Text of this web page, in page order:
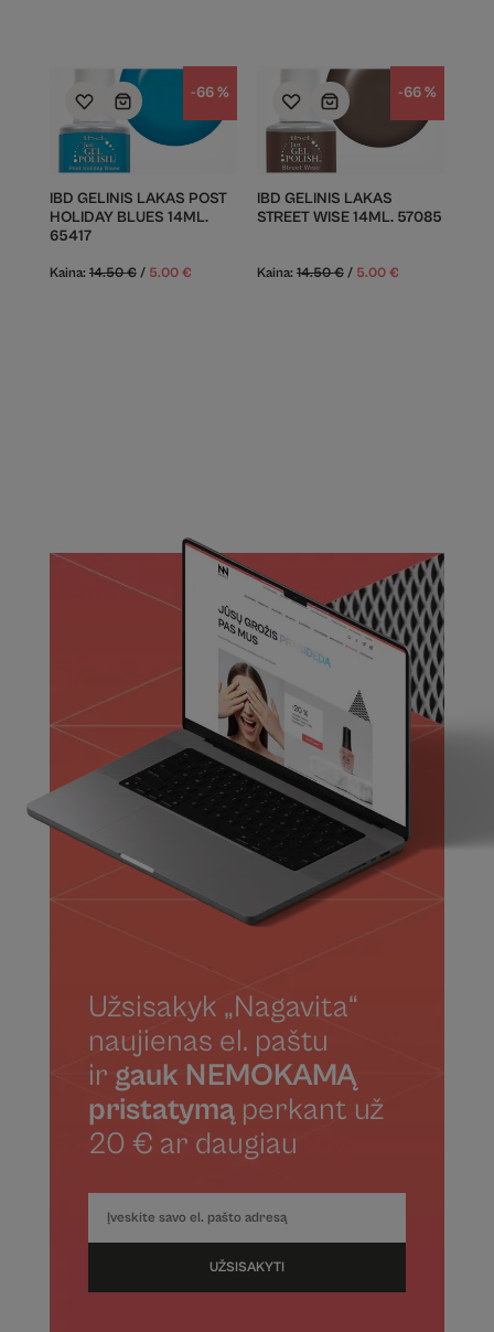
-66 %
IBD GELINIS LAKAS POST
HOLIDAY BLUES 14ML.
65417
Kaina: 14.50€ / 5.00 €
-66 %
IBD GELINIS LAKAS
STREET WISE 14ML. 57085
Kaina:14.50€ / 5.00 €
Užsisakyk „Nagavita“
naujienas el. paštu
ir gauk NEMOKAMĄ
pristatymąperkant už
20 € ar daugiau
UŽSISAKYTI